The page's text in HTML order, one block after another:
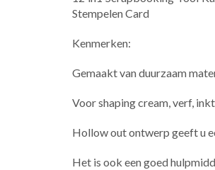
Stempelen Card
Kenmerken:
Gemaakt van duurzaam
Voor shaping cream, verf,
Hollow out ontwerp geeft u
Het is ook een goed